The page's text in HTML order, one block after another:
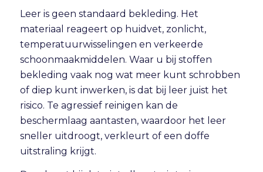
Leer is geen standaard bekleding. Het
materiaal reageert op huidvet, zonlicht,
temperatuurwisselingen en verkeerde
schoonmaakmiddelen. Waar u bij stoffen
bekleding vaak nog wat meer kunt schrobben
of diep kunt inwerken, is dat bij leer juist het
risico. Te agressief reinigen kan de
beschermlaag aantasten, waardoor het leer
sneller uitdroogt, verkleurt of een doffe
uitstraling krijgt.